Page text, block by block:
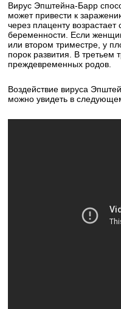
Вирус Эпштейна-Барр
может привести к
через плаценту
беременности. Если
или втором триместре, у
порок развития. В третьем
преждевременных родов.
Воздействие вируса
можно увидеть в